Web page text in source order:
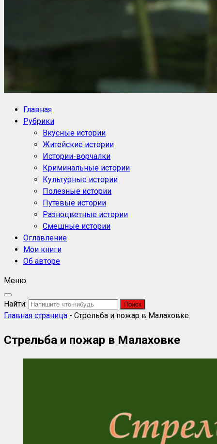
Блог историй NoorySan
Главная
Рубрики
Вкусные истории
Житейские истории
Истории-ворчалки
Криминальные истории
Культурные истории
Полезные истории
Путевые истории
Разноцветные истории
Смешные истории
Оглавление
Мои книги
Об авторе
Меню
Найти:
Главная страница - Стрельба и пожар в Малаховке
Стрельба и пожар в Малаховке